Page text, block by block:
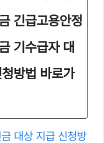
긴급고용안정
기수급자 대
방법 바로가
대상 지급 신청방